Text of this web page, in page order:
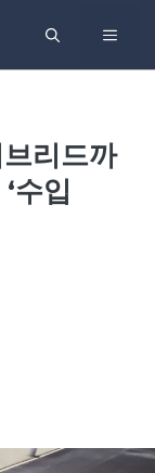
메
리드까
수입